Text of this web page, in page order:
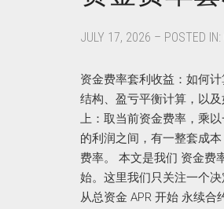
JULY 17, 2026 – POSTED IN:
资金费率套利收益：如何
结构、盈亏平衡计算，以
上：取当前资金费率，乘
的利润之间，有一整套成
费率。 本文是我们 资金费
始。这里我们只关注一个
从总资金 APR 开始 永续